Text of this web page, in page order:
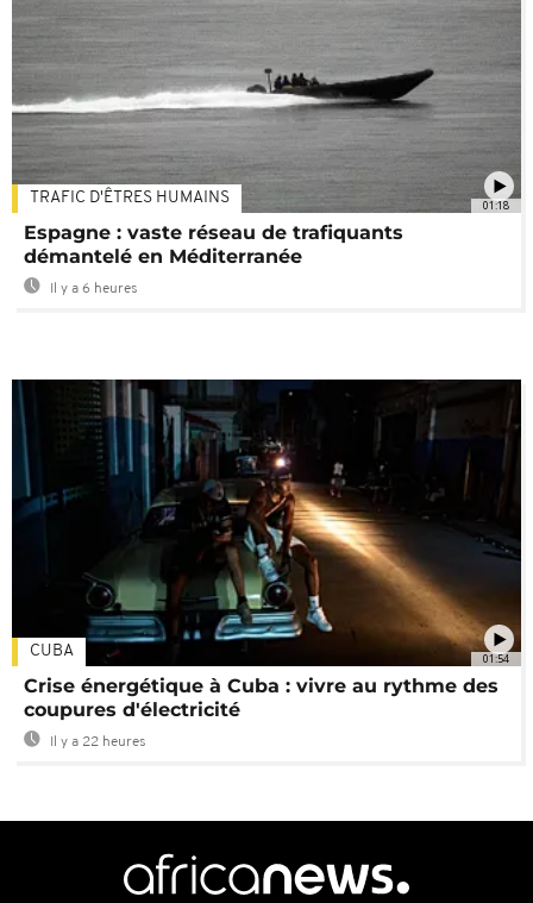
01:18
TRAFIC D'ÊTRES HUMAINS
Espagne : vaste réseau de trafiquants
démantelé en Méditerranée
Il y a 6 heures
01:54
CUBA
Crise énergétique à Cuba : vivre au rythme des
coupures d'électricité
Il y a 22 heures